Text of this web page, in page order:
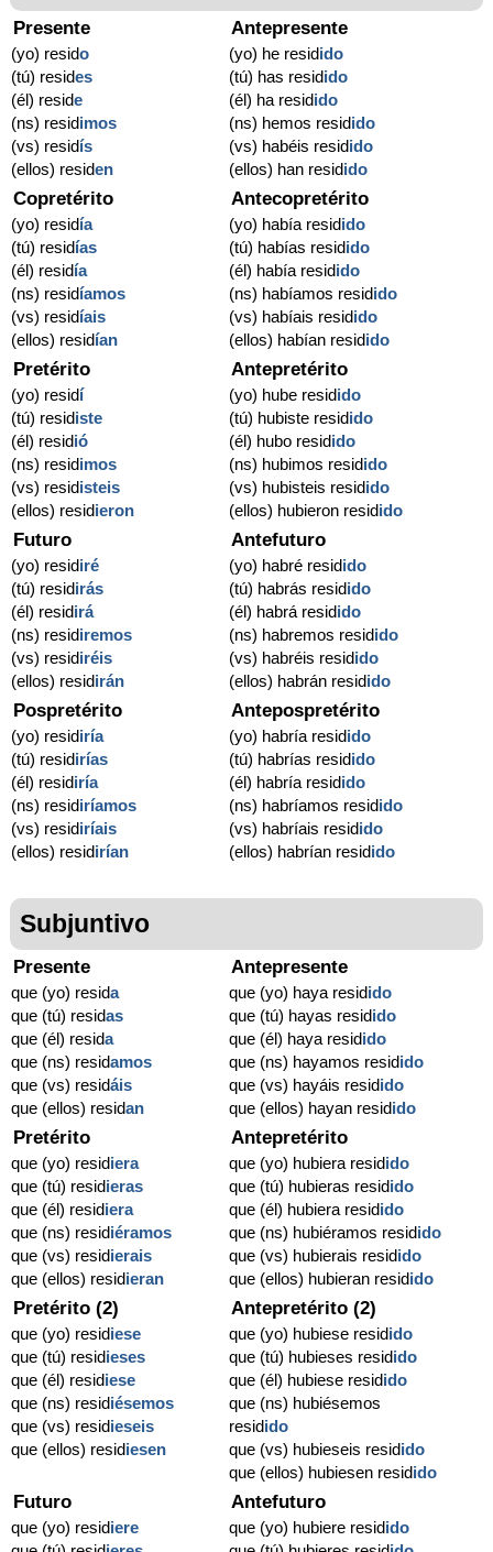
Presente
(yo) resido
(tú) resides
(él) reside
(ns) residimos
(vs) residís
(ellos) residen
Antepresente
(yo) he residido
(tú) has residido
(él) ha residido
(ns) hemos residido
(vs) habéis residido
(ellos) han residido
Copretérito
(yo) residía
(tú) residías
(él) residía
(ns) residíamos
(vs) residíais
(ellos) residían
Antecopretérito
(yo) había residido
(tú) habías residido
(él) había residido
(ns) habíamos residido
(vs) habíais residido
(ellos) habían residido
Pretérito
(yo) residí
(tú) residiste
(él) residió
(ns) residimos
(vs) residisteis
(ellos) residieron
Antepretérito
(yo) hube residido
(tú) hubiste residido
(él) hubo residido
(ns) hubimos residido
(vs) hubisteis residido
(ellos) hubieron residido
Futuro
(yo) residiré
(tú) residirás
(él) residirá
(ns) residiremos
(vs) residiréis
(ellos) residirán
Antefuturo
(yo) habré residido
(tú) habrás residido
(él) habrá residido
(ns) habremos residido
(vs) habréis residido
(ellos) habrán residido
Pospretérito
(yo) residiría
(tú) residirías
(él) residiría
(ns) residiríamos
(vs) residiríais
(ellos) residirían
Antepospretérito
(yo) habría residido
(tú) habrías residido
(él) habría residido
(ns) habríamos residido
(vs) habríais residido
(ellos) habrían residido
Subjuntivo
Presente
que (yo) resida
que (tú) residas
que (él) resida
que (ns) residamos
que (vs) residáis
que (ellos) residan
Antepresente
que (yo) haya residido
que (tú) hayas residido
que (él) haya residido
que (ns) hayamos residido
que (vs) hayáis residido
que (ellos) hayan residido
Pretérito
que (yo) residiera
que (tú) residieras
que (él) residiera
que (ns) residiéramos
que (vs) residierais
que (ellos) residieran
Antepretérito
que (yo) hubiera residido
que (tú) hubieras residido
que (él) hubiera residido
que (ns) hubiéramos residido
que (vs) hubierais residido
que (ellos) hubieran residido
Pretérito (2)
que (yo) residiese
que (tú) residieses
que (él) residiese
que (ns) residiésemos
que (vs) residieseis
que (ellos) residiesen
Antepretérito (2)
que (yo) hubiese residido
que (tú) hubieses residido
que (él) hubiese residido
que (ns) hubiésemos
residido
que (vs) hubieseis residido
que (ellos) hubiesen residido
Futuro
que (yo) residiere
Antefuturo
que (yo) hubiere residido